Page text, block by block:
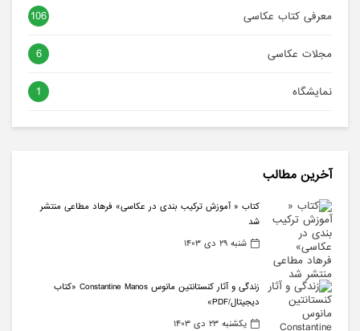
معرفی کتاب عکاسی 106
مجلات عکاسی 6
نمایشگاه 1
آخرین مطالب
کتاب « آموزش ترکیب بندی در عکاسی» فرهاد مطاعی منتشر
شد
شنبه ۲۹ دی ۱۴۰۳
زندگی و آثار کنستانتین مانوس Constantine Manos «کتاب
دیجیتال/PDF»
يکشنبه ۲۳ دی ۱۴۰۳